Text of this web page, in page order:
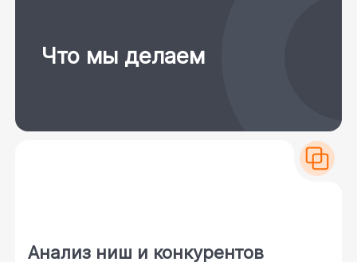
Что мы делаем
Анализ ниш и конкурентов